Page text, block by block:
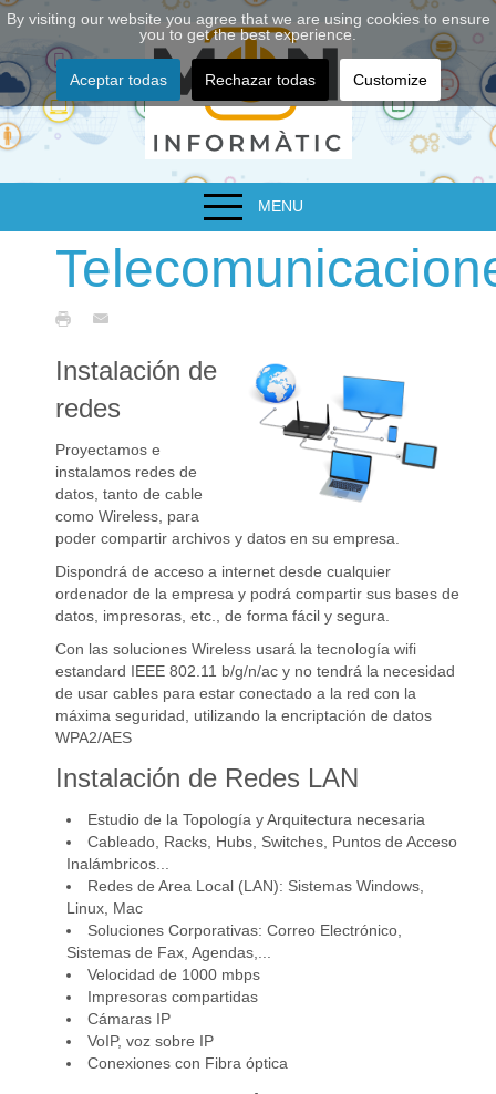
MENU
Instalación de
redes
Proyectamos e
instalamos redes de
datos, tanto de cable
como Wireless, para
poder compartir archivos y datos en su empresa.
Dispondrá de acceso a internet desde cualquier
ordenador de la empresa y podrá compartir sus bases de
datos, impresoras, etc., de forma fácil y segura.
Con las soluciones Wireless usará la tecnología wifi
estandard IEEE 802.11 b/g/n/ac y no tendrá la necesidad
de usar cables para estar conectado a la red con la
máxima seguridad, utilizando la encriptación de datos
WPA2/AES
Instalación de Redes LAN
Estudio de la Topología y Arquitectura necesaria
Cableado, Racks, Hubs, Switches, Puntos de Acceso
Inalámbricos...
Redes de Area Local (LAN): Sistemas Windows,
Linux, Mac
Soluciones Corporativas: Correo Electrónico,
Sistemas de Fax, Agendas,...
Velocidad de 1000 mbps
Impresoras compartidas
Cámaras IP
VoIP, voz sobre IP
Conexiones con Fibra óptica
By visiting our website you agree that we are using cookies to ensure
you to get the best experience.
Aceptar todas Rechazar todas Customize